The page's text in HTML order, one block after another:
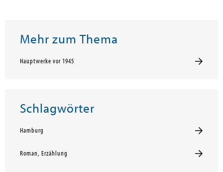
Mehr zum Thema
Hauptwerke vor 1945
Schlagwörter
Hamburg
Roman, Erzählung